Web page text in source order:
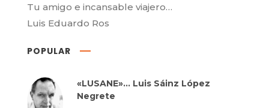
Tu amigo e incansable viajero…
Luis Eduardo Ros
POPULAR
«LUSANE»… Luis Sáinz López
Negrete